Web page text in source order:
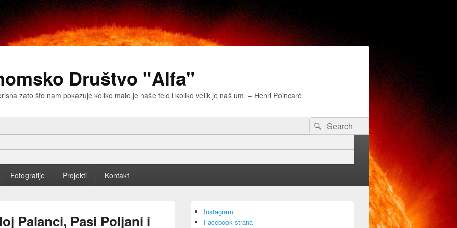
Društvo "Alfa"
zato što nam pokazuje koliko malo je naše telo i koliko velik je naš um. – Henri Poincaré
Search
for:
Search
Fotografije Projekti Kontakt
Palanci, Pasi Poljani i
Sidebar
Widget
Instagram
Facebook strana